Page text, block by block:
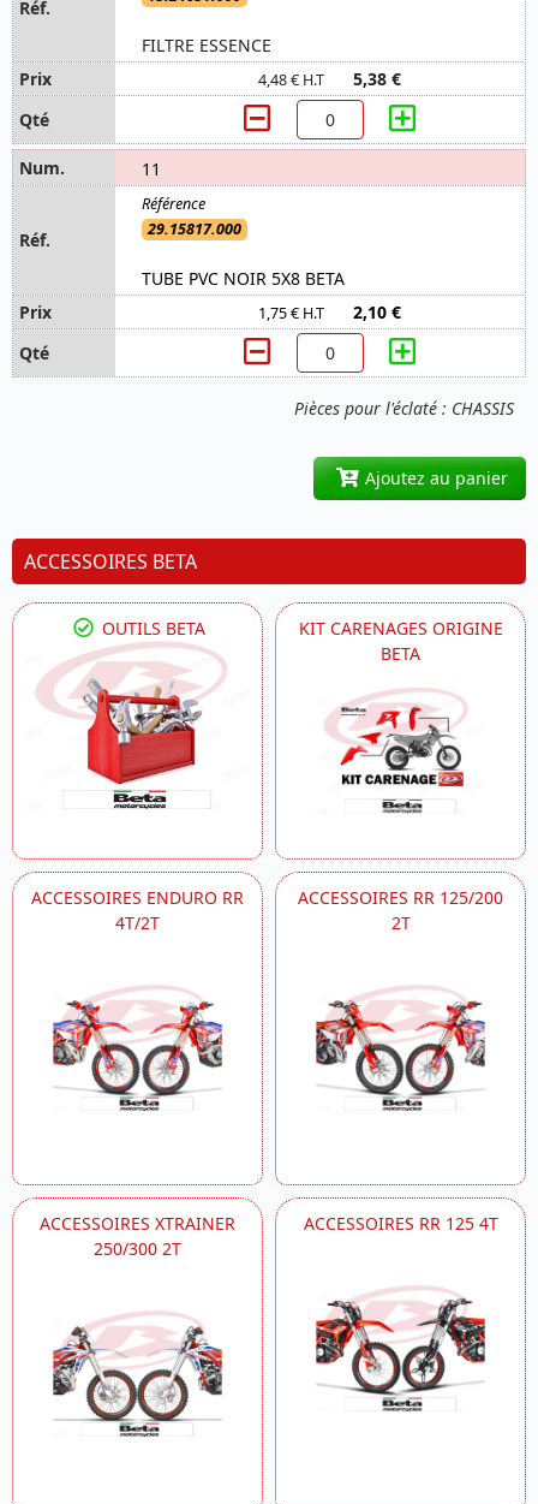
Pièces pour l'éclaté : CHASSIS
FILTRE ESSENCE
4,48 € H.T 5,38 €
11
29.15817.000
TUBE PVC NOIR 5X8 BETA
1,75 € H.T 2,10 €
Ajoutez au panier
ACCESSOIRES BETA
OUTILS BETA
KIT CARENAGES ORIGINE
BETA
ACCESSOIRES ENDURO RR
4T/2T
ACCESSOIRES RR 125/200
2T
ACCESSOIRES XTRAINER
250/300 2T
ACCESSOIRES RR 125 4T